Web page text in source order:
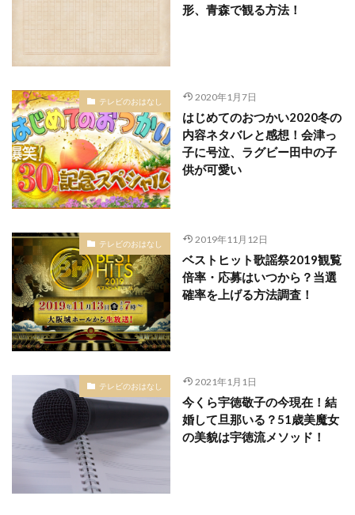
形、青森で観る方法！
テレビのおはなし 2020年1月7日
はじめてのおつかい2020冬の
内容ネタバレと感想！会津っ
子に号泣、ラグビー田中の子
供が可愛い
テレビのおはなし 2019年11月12日
ベストヒット歌謡祭2019観覧
倍率・応募はいつから？当選
確率を上げる方法調査！
テレビのおはなし 2021年1月1日
今くら宇徳敬子の今現在！結
婚して旦那いる？51歳美魔女
の美貌は宇徳流メソッド！